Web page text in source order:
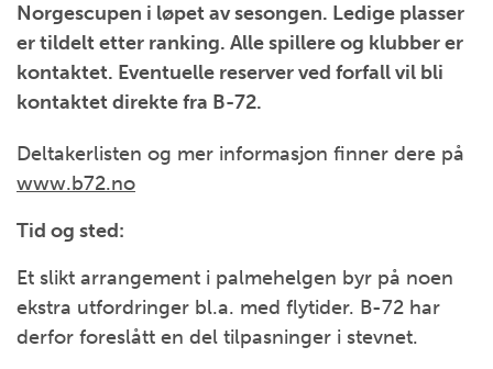
Norgescupen i løpet av sesongen. Ledige plasser
er tildelt etter ranking. Alle spillere og klubber er
kontaktet. Eventuelle reserver ved forfall vil bli
kontaktet direkte fra B-72.
Deltakerlisten og mer informasjon finner dere på
www.b72.no
Tid og sted:
Et slikt arrangement i palmehelgen byr på noen
ekstra utfordringer bl.a. med flytider. B-72 har
derfor foreslått en del tilpasninger i stevnet.